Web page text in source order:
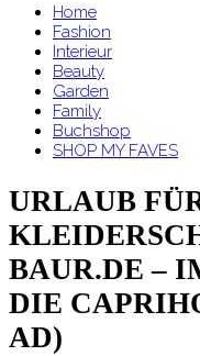
Home
Fashion
Interieur
Beauty
Garden
Family
Buchshop
SHOP MY FAVES
URLAUB
BAUR.DE –
DIE
AD)